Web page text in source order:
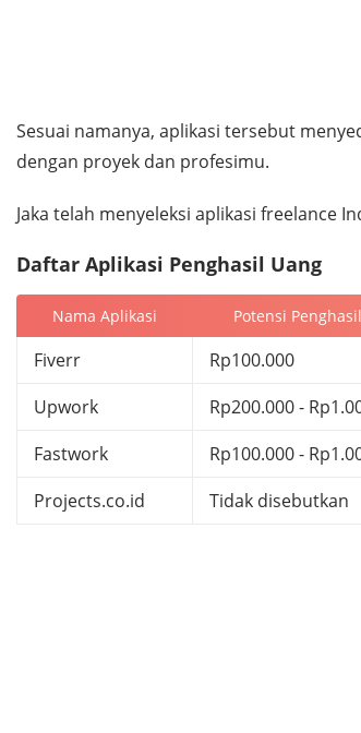
Sesuai namanya, aplikasi tersebut
dengan proyek dan profesimu.
Jaka telah menyeleksi aplikasi freelance
Daftar Aplikasi Penghasil Uang
Nama Aplikasi Potensi
Fiverr Rp100.000
Upwork
Rp200.000 -
Fastwork
Rp100.000 -
Projects.co.id
Tidak disebutkan